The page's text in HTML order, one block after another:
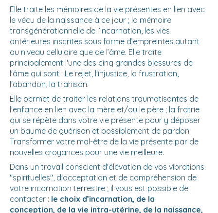
Elle traite les mémoires de la vie présentes en lien avec
le vécu de la naissance à ce jour ; la mémoire
transgénérationnelle de l’incarnation, les vies
antérieures inscrites sous forme d’empreintes autant
au niveau cellulaire que de l’âme. Elle traite
principalement l'une des cinq grandes blessures de
l'âme qui sont : Le rejet, l'injustice, la frustration,
l'abandon, la trahison.
Elle permet de traiter les relations traumatisantes de
l'enfance en lien avec la mère et/ou le père ; la fratrie
qui se répète dans votre vie présente pour y déposer
un baume de guérison et possiblement de pardon.
Transformer votre mal-être de la vie présente par de
nouvelles croyances pour une vie meilleure.
Dans un travail conscient d'élévation de vos vibrations
"spirituelles", d'acceptation et de compréhension de
votre incarnation terrestre ; il vous est possible de
contacter : le choix d’incarnation, de la
conception, de la vie intra-utérine, de la naissance,